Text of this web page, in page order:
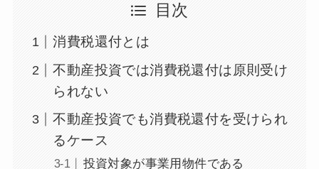
目次
消費税還付とは
不動産投資では消費税還付は原則受け
られない
不動産投資でも消費税還付を受けられ
るケース
投資対象が事業用物件である